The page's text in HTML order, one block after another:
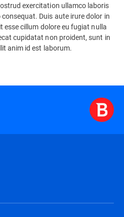
exercitation ullamco laboris
Duis aute irure dolor in
esse cillum dolore eu fugiat nulla
cupidatat non proident, sunt in
anim id est laborum.